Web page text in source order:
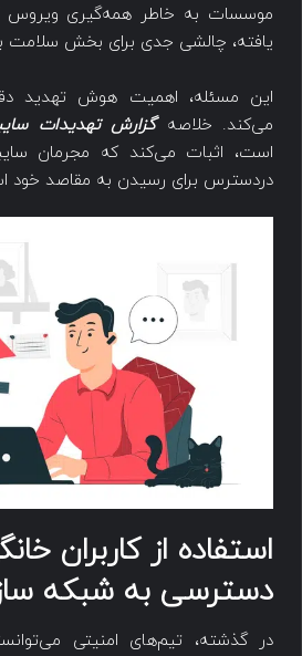
موسسات به خاطر همه‌گیری ویروس
یافته، چالشی جدی برای بخش سلامت
این مسئله، اهمیت هوش تهدید
می‌کند. خلاصهگزارش تهدیدات
است، اثبات می‌کند که مجرمان
دردسترس برای رسیدن به مقاصد خود
استفاده از کاربران
دسترسی به شبکه
در گذشته، تیم‌های امنیتی